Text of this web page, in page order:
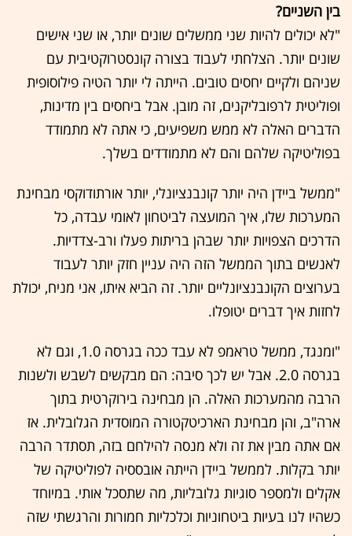
בין השניים?
"לא יכולים להיות שני ממשלים שונים יותר, או שני אישים
שונים יותר. הצלחתי לעבוד בצורה קונסטרוקטיבית עם
שניהם ולקיים יחסים טובים. הייתה לי יותר הטיה פילוסופית
ופוליטית לרפובליקנים, זה מובן. אבל ביחסים בין מדינות,
הדברים האלה לא ממש משפיעים, כי אתה לא מתמודד
בפוליטיקה שלהם והם לא מתמודדים בשלך.
"ממשל ביידן היה יותר קונבנציונלי, יותר אורתודוקסי מבחינת
המערכות שלו, איך המועצה לביטחון לאומי עבדה, כל
הדרכים הצפויות יותר שבהן בריתות פעלו ורב-צדדיות.
לאנשים בתוך הממשל הזה היה עניין חזק יותר לעבוד
בערוצים הקונבנציונליים יותר. זה הביא איתו, אני מניח, יכולת
לחזות איך דברים יטופלו.
"ומנגד, ממשל טראמפ לא עבד ככה בגרסה 1.0, וגם לא
בגרסה 2.0. אבל יש לכך סיבה: הם מבקשים לשבש ולשנות
הרבה מהמערכות האלה. הן מבחינה בירוקרטית בתוך
ארה"ב, והן מבחינת הארכיטקטורה המוסדית הגלובלית. אז
אם אתה מבין את זה ולא מנסה להילחם בזה, תסתדר הרבה
יותר בקלות. לממשל ביידן הייתה אובססיה לפוליטיקה של
אקלים ולמספר סוגיות גלובליות, מה שתסכל אותי. במיוחד
כשהיו לנו בעיות ביטחוניות וכלכליות חמורות והרגשתי שזה